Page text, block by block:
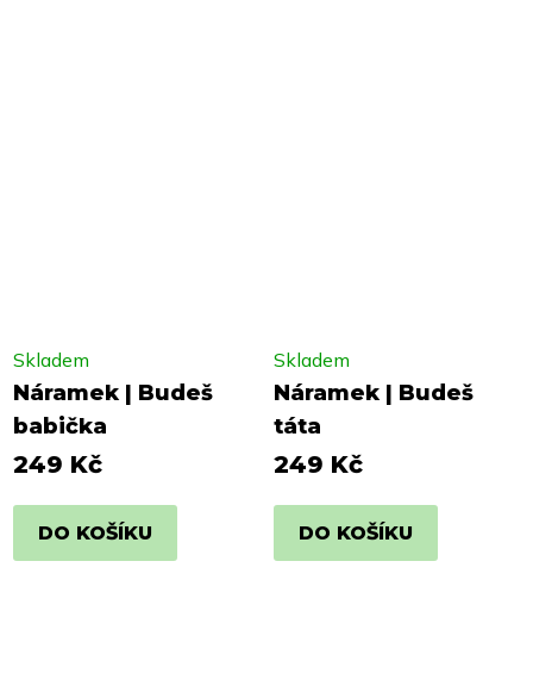
Náramek | Budeš
babička
Skladem
249 Kč
DO KOŠÍKU
Náramek | Budeš
táta
Skladem
249 Kč
DO KOŠÍKU